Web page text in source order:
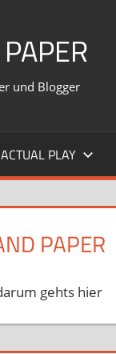
und Blogger
ACTUAL PLAY
PAPER
gehts hier